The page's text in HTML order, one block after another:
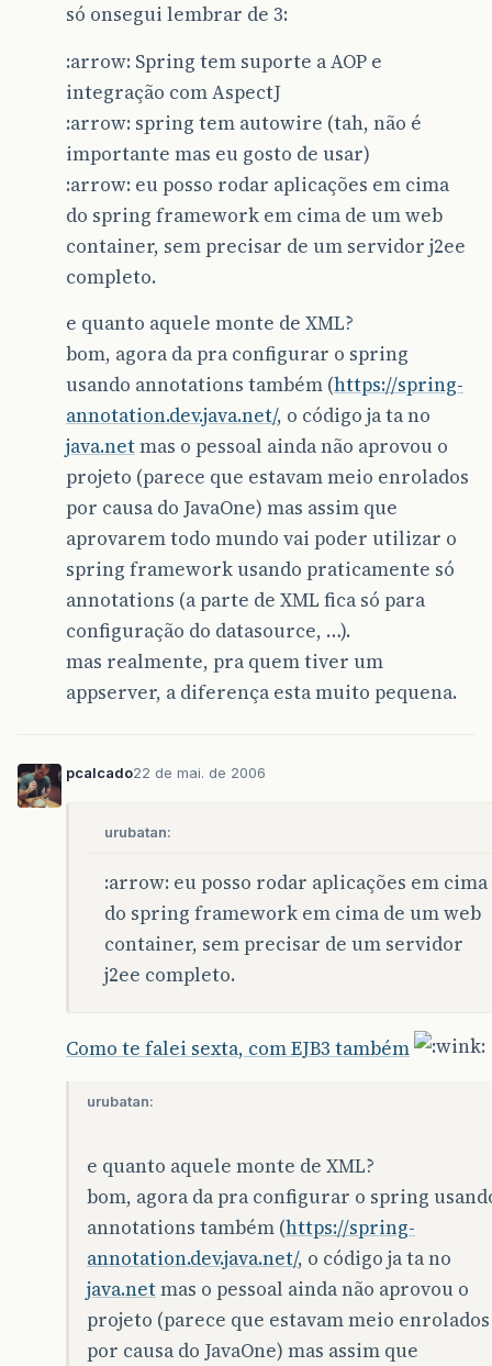
só onsegui lembrar de 3:
:arrow: Spring tem suporte a AOP e
integração com AspectJ
:arrow: spring tem autowire (tah, não é
importante mas eu gosto de usar)
:arrow: eu posso rodar aplicações em cima
do spring framework em cima de um web
container, sem precisar de um servidor j2ee
completo.
e quanto aquele monte de XML?
bom, agora da pra configurar o spring
usando annotations também (https://spring-
annotation.dev.java.net/, o código ja ta no
java.netmas o pessoal ainda não aprovou o
projeto (parece que estavam meio enrolados
por causa do JavaOne) mas assim que
aprovarem todo mundo vai poder utilizar o
spring framework usando praticamente só
annotations (a parte de XML fica só para
configuração do datasource, …).
mas realmente, pra quem tiver um
appserver, a diferença esta muito pequena.
pcalcado22 de mai. de 2006
urubatan:
:arrow: eu posso rodar aplicações em cima
do spring framework em cima de um web
container, sem precisar de um servidor
j2ee completo.
Como te falei sexta, com EJB3 também
urubatan:
e quanto aquele monte de XML?
bom, agora da pra configurar o spring
annotations também (https://spring-
annotation.dev.java.net/, o código ja ta no
java.netmas o pessoal ainda não aprovou o
projeto (parece que estavam meio enrolados
por causa do JavaOne) mas assim que